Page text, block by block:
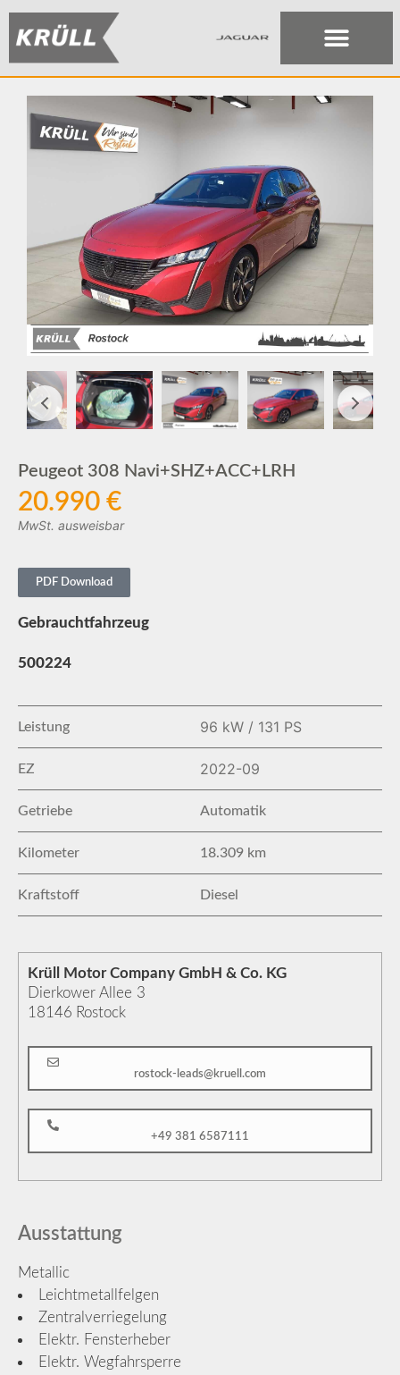
Peugeot 308 Navi+SHZ+ACC+LRH
20.990 €
MwSt. ausweisbar
PDF Download
Gebrauchtfahrzeug
500224
Leistung 96 kW / 131 PS
EZ 2022-09
Getriebe Automatik
Kilometer 18.309 km
Kraftstoff Diesel
Krüll Motor Company GmbH & Co. KG
Dierkower Allee 3
18146 Rostock
rostock-leads@kruell.com
+49 381 6587111
Ausstattung
Metallic
Leichtmetallfelgen
Zentralverriegelung
Elektr. Fensterheber
Elektr. Wegfahrsperre